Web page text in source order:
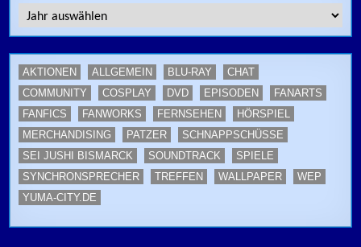
AKTIONEN ALLGEMEIN BLU-RAY
CHAT
COMMUNITY
COSPLAY DVD EPISODEN
FANARTS
FANFICS
FANWORKS FERNSEHEN
HÖRSPIEL
MERCHANDISING
PATZER
SCHNAPPSCHÜSSE
SEI JUSHI BISMARCK
SOUNDTRACK
SPIELE
SYNCHRONSPRECHER
TREFFEN WALLPAPER
WEP
YUMA-CITY.DE